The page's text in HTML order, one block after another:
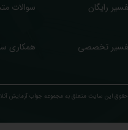
این سایت متعلق به مجموعه ​جواب آزمایش
تخصصی
رایگان سوالات
همکاری